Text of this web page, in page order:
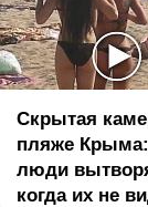
Скрытая
пляже
люди
когда их не